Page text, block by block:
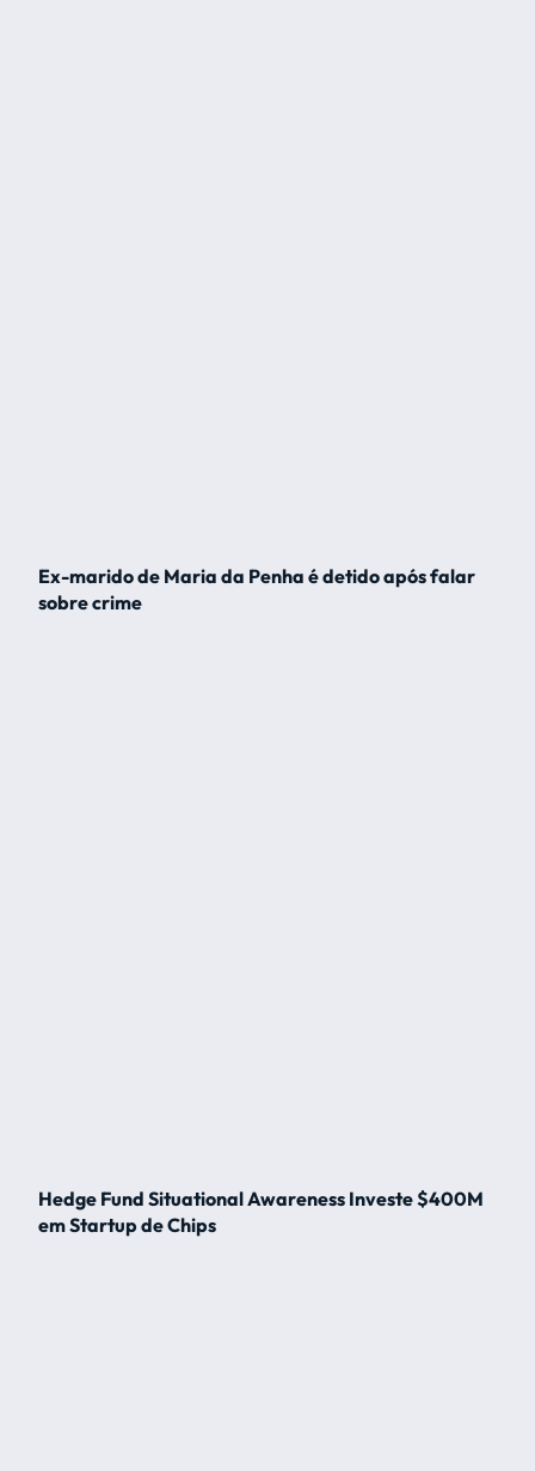
Ex-marido de Maria da Penha é detido após falar
sobre crime
Hedge Fund Situational Awareness Investe $400M
em Startup de Chips